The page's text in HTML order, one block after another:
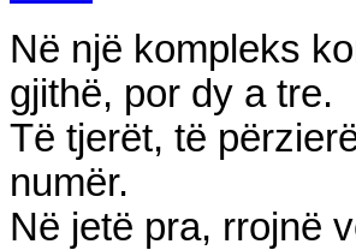
Në një kompleks
gjithë, por dy a tre.
Të tjerët, të
numër.
Në jetë pra, rrojnë